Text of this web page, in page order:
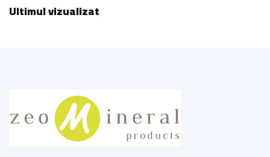
Ultimul vizualizat